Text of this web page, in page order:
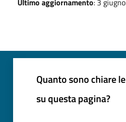
Quanto sono chiare
su questa pagina?